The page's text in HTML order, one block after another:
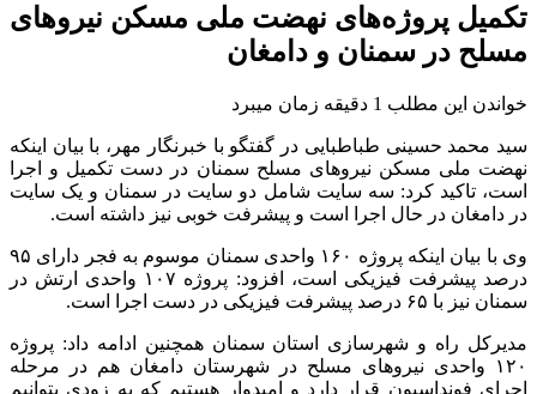
تکمیل پروژه‌های نهضت ملی مسکن نیروهای
مسلح در سمنان و دامغان
خواندن این مطلب 1 دقیقه زمان میبرد
سید محمد حسینی طباطبایی در گفتگو با خبرنگار مهر، با بیان اینکه
نهضت ملی مسکن نیروهای مسلح سمنان در دست تکمیل و اجرا
است، تاکید کرد: سه سایت شامل دو سایت در سمنان و یک سایت
در دامغان در حال اجرا است و پیشرفت خوبی نیز داشته است.
وی با بیان اینکه پروژه ۱۶۰ واحدی سمنان موسوم به فجر دارای ۹۵
درصد پیشرفت فیزیکی است، افزود: پروژه ۱۰۷ واحدی ارتش در
سمنان نیز با ۶۵ درصد پیشرفت فیزیکی در دست اجرا است.
مدیرکل راه و شهرسازی استان سمنان همچنین ادامه داد: پروژه
۱۲۰ واحدی نیروهای مسلح در شهرستان دامغان هم در مرحله
اجرای فونداسیون قرار دارد و امیدوار هستیم که به زودی بتوانیم